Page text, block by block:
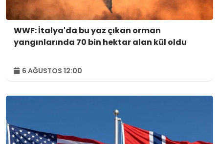
WWF: İtalya'da bu yaz çıkan orman
yangınlarında 70 bin hektar alan kül oldu
6 AĞUSTOS 12:00